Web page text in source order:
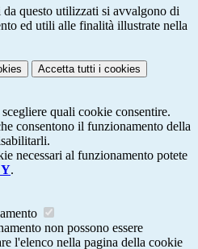
questo utilizzati si avvalgono di
ed utili alle finalità illustrate nella
Accetta tutti i cookies
quali cookie consentire.
consentono il funzionamento della
necessari al funzionamento potete
.
non possono essere
l'elenco nella pagina della cookie